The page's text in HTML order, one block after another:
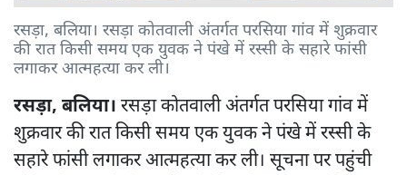
रसड़ा, बलिया। रसड़ा कोतवाली अंतर्गत परसिया गांव में शुक्रवार
की रात किसी समय एक युवक ने पंखे में रस्सी के सहारे फांसी
लगाकर आत्महत्या कर ली।
रसड़ा, बलिया। रसड़ा कोतवाली अंतर्गत परसिया गांव में
शुक्रवार की रात किसी समय एक युवक ने पंखे में रस्सी के
सहारे फांसी लगाकर आत्महत्या कर ली। सूचना पर पहुंची